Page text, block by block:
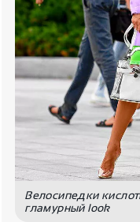
Велосипедки
гламурный look